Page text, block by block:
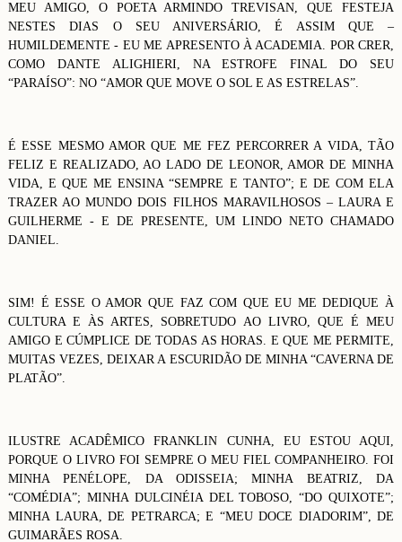
MEU AMIGO, O POETA ARMINDO TREVISAN, QUE FESTEJA
NESTES DIAS O SEU ANIVERSÁRIO, É ASSIM QUE –
HUMILDEMENTE - EU ME APRESENTO À ACADEMIA. POR CRER,
COMO DANTE ALIGHIERI, NA ESTROFE FINAL DO SEU
“PARAÍSO”: NO “AMOR QUE MOVE O SOL E AS ESTRELAS”.
É ESSE MESMO AMOR QUE ME FEZ PERCORRER A VIDA, TÃO
FELIZ E REALIZADO, AO LADO DE LEONOR, AMOR DE MINHA
VIDA, E QUE ME ENSINA “SEMPRE E TANTO”; E DE COM ELA
TRAZER AO MUNDO DOIS FILHOS MARAVILHOSOS – LAURA E
GUILHERME - E DE PRESENTE, UM LINDO NETO CHAMADO
DANIEL.
SIM! É ESSE O AMOR QUE FAZ COM QUE EU ME DEDIQUE À
CULTURA E ÀS ARTES, SOBRETUDO AO LIVRO, QUE É MEU
AMIGO E CÚMPLICE DE TODAS AS HORAS. E QUE ME PERMITE,
MUITAS VEZES, DEIXAR A ESCURIDÃO DE MINHA “CAVERNA DE
PLATÃO”.
ILUSTRE ACADÊMICO FRANKLIN CUNHA, EU ESTOU AQUI,
PORQUE O LIVRO FOI SEMPRE O MEU FIEL COMPANHEIRO. FOI
MINHA PENÉLOPE, DA ODISSEIA; MINHA BEATRIZ, DA
“COMÉDIA”; MINHA DULCINÉIA DEL TOBOSO, “DO QUIXOTE”;
MINHA LAURA, DE PETRARCA; E “MEU DOCE DIADORIM”, DE
GUIMARÃES ROSA.